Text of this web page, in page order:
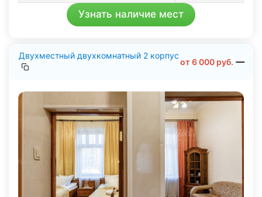
Узнать наличие мест
Двухместный двухкомнатный 2 корпус
от6 000 руб.